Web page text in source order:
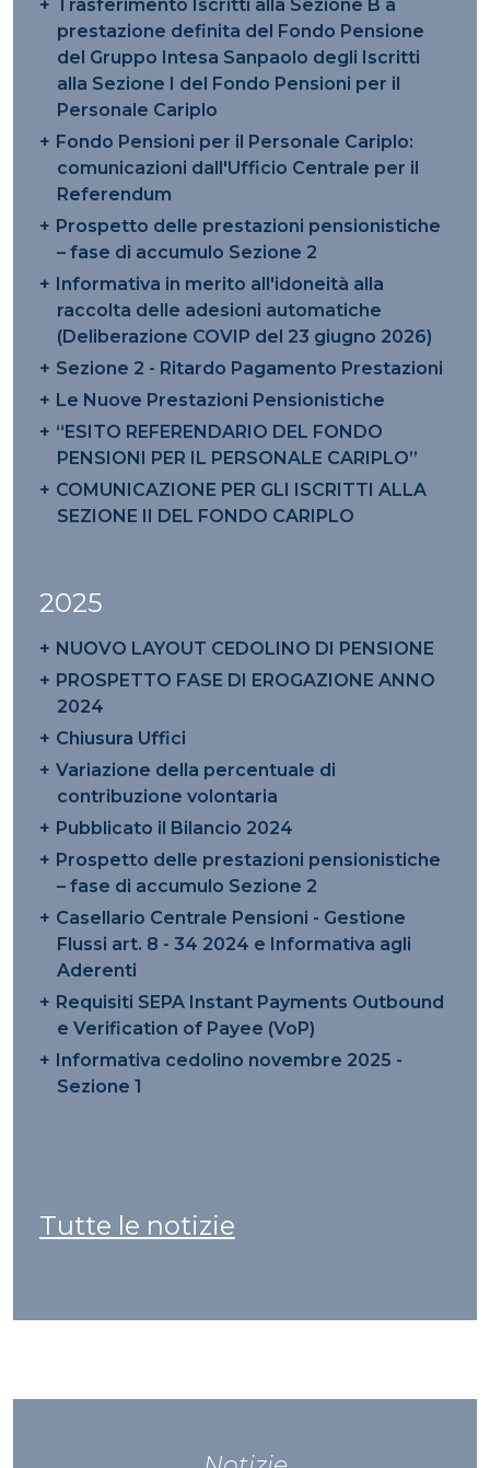
Trasferimento Iscritti alla Sezione B a
prestazione definita del Fondo Pensione
del Gruppo Intesa Sanpaolo degli Iscritti
alla Sezione I del Fondo Pensioni per il
Personale Cariplo
Fondo Pensioni per il Personale Cariplo:
comunicazioni dall'Ufficio Centrale per il
Referendum
Prospetto delle prestazioni pensionistiche
– fase di accumulo Sezione 2
Informativa in merito all'idoneità alla
raccolta delle adesioni automatiche
(Deliberazione COVIP del 23 giugno 2026)
Sezione 2 - Ritardo Pagamento Prestazioni
Le Nuove Prestazioni Pensionistiche
“ESITO REFERENDARIO DEL FONDO
PENSIONI PER IL PERSONALE CARIPLO”
COMUNICAZIONE PER GLI ISCRITTI ALLA
SEZIONE II DEL FONDO CARIPLO
2025
NUOVO LAYOUT CEDOLINO DI PENSIONE
PROSPETTO FASE DI EROGAZIONE ANNO
2024
Chiusura Uffici
Variazione della percentuale di
contribuzione volontaria
Pubblicato il Bilancio 2024
Prospetto delle prestazioni pensionistiche
– fase di accumulo Sezione 2
Casellario Centrale Pensioni - Gestione
Flussi art. 8 - 34 2024 e Informativa agli
Aderenti
Requisiti SEPA Instant Payments Outbound
e Verification of Payee (VoP)
Informativa cedolino novembre 2025 -
Sezione 1
Tutte le notizie